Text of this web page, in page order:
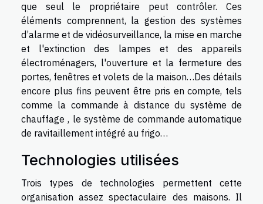
que seul le propriétaire peut contrôler. Ces
éléments comprennent, la gestion des systèmes
d’alarme et de vidéosurveillance, la mise en marche
et l'extinction des lampes et des appareils
électroménagers, l'ouverture et la fermeture des
portes, fenêtres et volets de la maison…Des détails
encore plus fins peuvent être pris en compte, tels
comme la commande à distance du système de
chauffage , le système de commande automatique
de ravitaillement intégré au frigo…
Technologies utilisées
Trois types de technologies permettent cette
organisation assez spectaculaire des maisons. Il